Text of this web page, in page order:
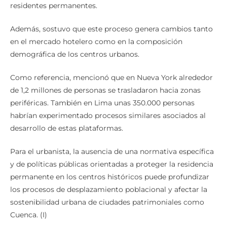
residentes permanentes.
Además, sostuvo que este proceso genera cambios tanto
en el mercado hotelero como en la composición
demográfica de los centros urbanos.
Como referencia, mencionó que en Nueva York alrededor
de 1,2 millones de personas se trasladaron hacia zonas
periféricas. También en Lima unas 350.000 personas
habrían experimentado procesos similares asociados al
desarrollo de estas plataformas.
Para el urbanista, la ausencia de una normativa específica
y de políticas públicas orientadas a proteger la residencia
permanente en los centros históricos puede profundizar
los procesos de desplazamiento poblacional y afectar la
sostenibilidad urbana de ciudades patrimoniales como
Cuenca. (I)